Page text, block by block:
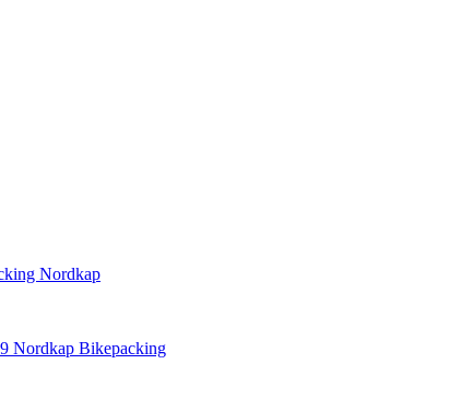
Nordkap
Nordkap Bikepacking